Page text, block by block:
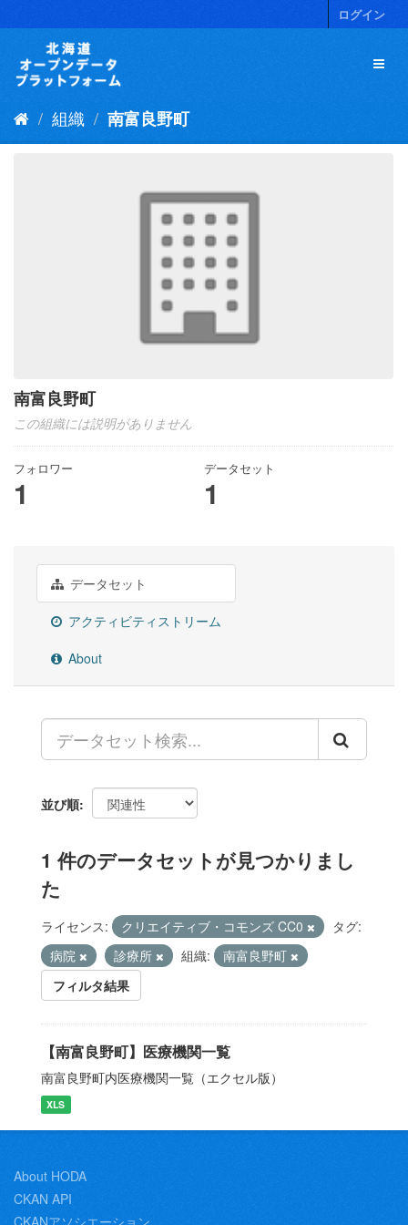
キ
ログイン
組織 南富良野町
南富良野町
この組織には説明がありません
フォロワー
1
データセット
1
データセット
アクティビティストリーム
About
並び順
1 件のデータセットが見つかりまし
た
ライセンス: クリエイティブ・コモンズ CC0
タグ:
病院
診療所 組織:
南富良野町
フィルタ結果
【南富良野町】医療機関一覧
南富良野町内医療機関一覧（エクセル版）
XLS
About HODA
CKAN API